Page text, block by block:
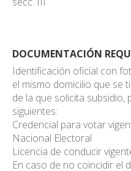
DOCUMENTACIÓN
Identificación oficial con
el mismo domicilio que se
de la que solicita subsidio,
siguientes:
Credencial para votar
Nacional Electoral
Licencia de conducir
En caso de no coincidir el